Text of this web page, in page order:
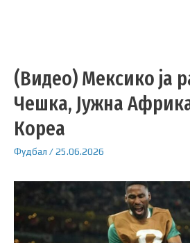
(Видео) Мексико ја
Чешка, Јужна
Кореа
Фудбал /25.06.2026